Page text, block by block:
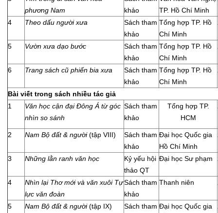
phương Nam
khảo
TP. Hồ Chí Minh
4 Theo dấu người xưa
Sách tham
khảo
Tổng hợp TP. Hồ
Chí Minh
5 Vườn xưa dạo bước
Sách tham
khảo
Tổng hợp TP. Hồ
Chí Minh
6 Trang sách cũ phiến bia xưa
Sách tham
khảo
Tổng hợp TP. Hồ
Chí Minh
Bài viết trong sách nhiều tác giả
1
Văn học cận đại Đông Á từ góc
nhìn so sánh
Sách tham
khảo
Tổng hợp TP.
HCM
2 Nam Bộ đất & người(tập VIII)
Sách tham
khảo
Đại học Quốc gia
Hồ Chí Minh
3 Những lằn ranh văn học
Kỷ yếu hội
thảo QT
Đại học Sư phạm
4
Nhìn lại Thơ mới và văn xuôi Tự
lực văn đoàn
Sách tham
khảo
Thanh niên
5 Nam Bộ đất & người(tập IX)
Sách tham Đại học Quốc gia